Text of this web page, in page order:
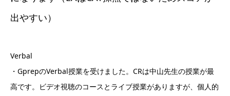
出やすい）
Verbal
・GprepのVerbal授業を受けました。CRは中山先生の授業が最
高です。ビデオ視聴のコースとライブ授業がありますが、個人的